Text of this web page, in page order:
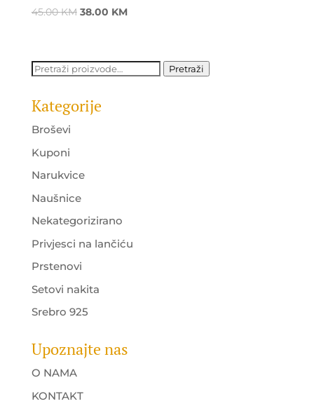
45.00KM Original
45.00 KM.
38.00 KMCurrent
38.00 KM.
Pretraži: Pretraži
Kategorije
Broševi
Kuponi
Narukvice
Naušnice
Nekategorizirano
Privjesci na lančiću
Prstenovi
Setovi nakita
Srebro 925
Upoznajte nas
O NAMA
KONTAKT